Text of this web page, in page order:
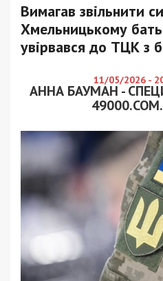
Вимагав звільнити
Хмельницькому
увірвався до ТЦК з
11/05/2026 -
АННА БАУМАН -